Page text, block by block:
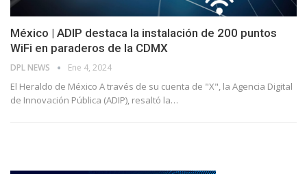
México | ADIP destaca la instalación de 200 puntos
WiFi en paraderos de la CDMX
DPL NEWS Ene 4, 2024
El Heraldo de México A través de su cuenta de "X", la Agencia Digital
de Innovación Pública (ADIP), resaltó la…